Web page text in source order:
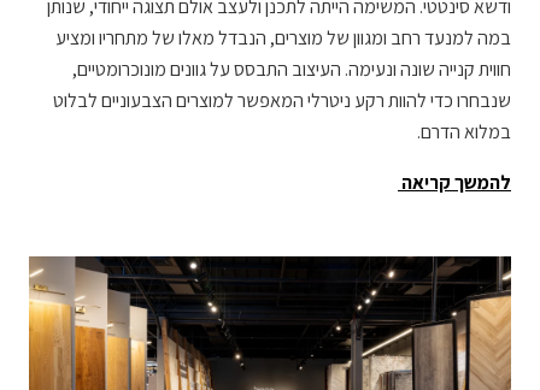
ודשא סינטטי. המשימה הייתה לתכנן ולעצב אולם תצוגה ייחודי, שנותן
במה למנעד רחב ומגוון של מוצרים, הנבדל מאלו של מתחריו ומציע
חווית קנייה שונה ונעימה. העיצוב התבסס על גוונים מונוכרומטיים,
שנבחרו כדי להוות רקע ניטרלי המאפשר למוצרים הצבעוניים לבלוט
במלוא הדרם.
להמשך קריאה